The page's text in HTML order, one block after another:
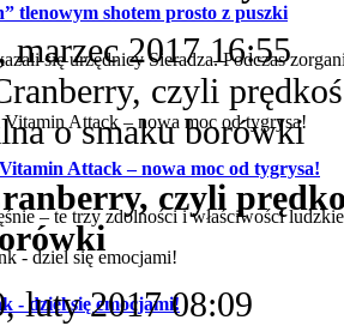
tlenowym shotem prosto z puszki
się urzędnicy Sieradza. Podczas
Attack – nowa moc od tygrysa!
– te trzy zdolności i właściwości
- dziel się emocjami!
marzec 2017 16:55
czyli
luty 2017 08:09